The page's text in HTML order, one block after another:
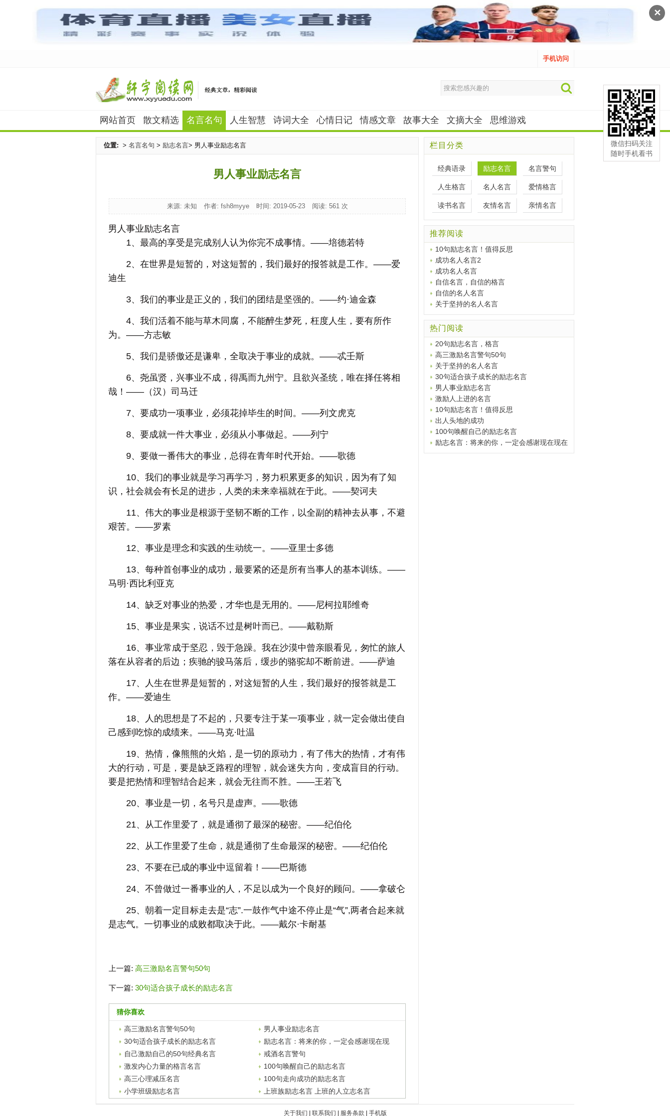
✕
手机访问
网站首页 散文精选 名言名句 人生智慧 诗词大全 心情日记 情感文章 故事大全 文摘大全 思维游戏
位置: > 名言名句 > 励志名言> 男人事业励志名言
男人事业励志名言
来源: 未知 作者: fsh8myye 时间: 2019-05-23 阅读: 561 次
男人事业励志名言
1、最高的享受是完成别人认为你完不成事情。——培德若特
2、在世界是短暂的，对这短暂的，我们最好的报答就是工作。——爱
迪生
3、我们的事业是正义的，我们的团结是坚强的。——约·迪金森
4、我们活着不能与草木同腐，不能醉生梦死，枉度人生，要有所作
为。——方志敏
5、我们是骄傲还是谦卑，全取决于事业的成就。——忒壬斯
6、尧虽贤，兴事业不成，得禹而九州宁。且欲兴圣统，唯在择任将相
哉！——（汉）司马迁
7、要成功一项事业，必须花掉毕生的时间。——列文虎克
8、要成就一件大事业，必须从小事做起。——列宁
9、要做一番伟大的事业，总得在青年时代开始。——歌德
10、我们的事业就是学习再学习，努力积累更多的知识，因为有了知
识，社会就会有长足的进步，人类的未来幸福就在于此。——契诃夫
11、伟大的事业是根源于坚韧不断的工作，以全副的精神去从事，不避
艰苦。——罗素
12、事业是理念和实践的生动统一。——亚里士多德
13、每种首创事业的成功，最要紧的还是所有当事人的基本训练。——
马明·西比利亚克
14、缺乏对事业的热爱，才华也是无用的。——尼柯拉耶维奇
15、事业是果实，说话不过是树叶而已。——戴勒斯
16、事业常成于坚忍，毁于急躁。我在沙漠中曾亲眼看见，匆忙的旅人
落在从容者的后边；疾驰的骏马落后，缓步的骆驼却不断前进。——萨迪
17、人生在世界是短暂的，对这短暂的人生，我们最好的报答就是工
作。——爱迪生
18、人的思想是了不起的，只要专注于某一项事业，就一定会做出使自
己感到吃惊的成绩来。——马克·吐温
19、热情，像熊熊的火焰，是一切的原动力，有了伟大的热情，才有伟
大的行动，可是，要是缺乏路程的理智，就会迷失方向，变成盲目的行动。
要是把热情和理智结合起来，就会无往而不胜。——王若飞
20、事业是一切，名号只是虚声。——歌德
21、从工作里爱了，就是通彻了最深的秘密。——纪伯伦
22、从工作里爱了生命，就是通彻了生命最深的秘密。——纪伯伦
23、不要在已成的事业中逗留着！——巴斯德
24、不曾做过一番事业的人，不足以成为一个良好的顾问。——拿破仑
25、朝着一定目标走去是“志”.一鼓作气中途不停止是“气”,两者合起来就
是志气。一切事业的成败都取决于此。——戴尔·卡耐基
上一篇: 高三激励名言警句50句
下一篇: 30句适合孩子成长的励志名言
猜你喜欢
高三激励名言警句50句
男人事业励志名言
30句适合孩子成长的励志名言
励志名言：将来的你，一定会感谢现在现
在拼命的你
自己激励自己的50句经典名言
戒酒名言警句
激发内心力量的格言名言
100句唤醒自己的励志名言
高三心理减压名言
100句走向成功的励志名言
小学班级励志名言
上班族励志名言 上班的人立志名言
栏目分类
经典语录 励志名言 名言警句
人生格言 名人名言 爱情格言
读书名言 友情名言 亲情名言
推荐阅读
10句励志名言！值得反思
成功名人名言2
成功名人名言
自信名言，自信的格言
自信的名人名言
关于坚持的名人名言
热门阅读
20句励志名言，格言
高三激励名言警句50句
关于坚持的名人名言
30句适合孩子成长的励志名言
男人事业励志名言
激励人上进的名言
10句励志名言！值得反思
出人头地的成功
100句唤醒自己的励志名言
励志名言：将来的你，一定会感谢现在现在
拼命的你
微信扫码关注
随时手机看书
关于我们 联系我们 服务条款 手机版